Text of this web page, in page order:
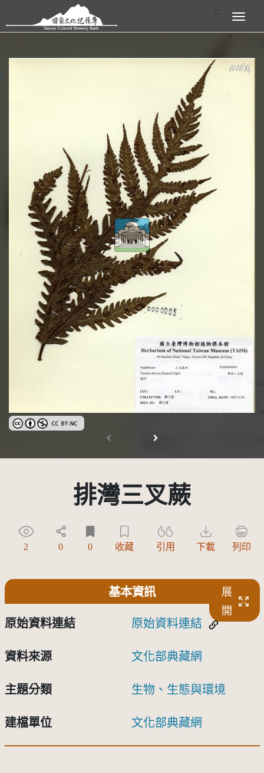
跳到主要內容區塊 展開選單
創用CC姓名標示-非商業性 3.0 台灣及其後版本(CC BY-NC 3.0 TW +)
排灣三叉蕨
2 0 0 收藏 引用 下載 列印
基本資訊
展
開
原始資料連結 原始資料連結
資料來源 文化部典藏網
主題分類 生物、生態與環境
建檔單位 文化部典藏網